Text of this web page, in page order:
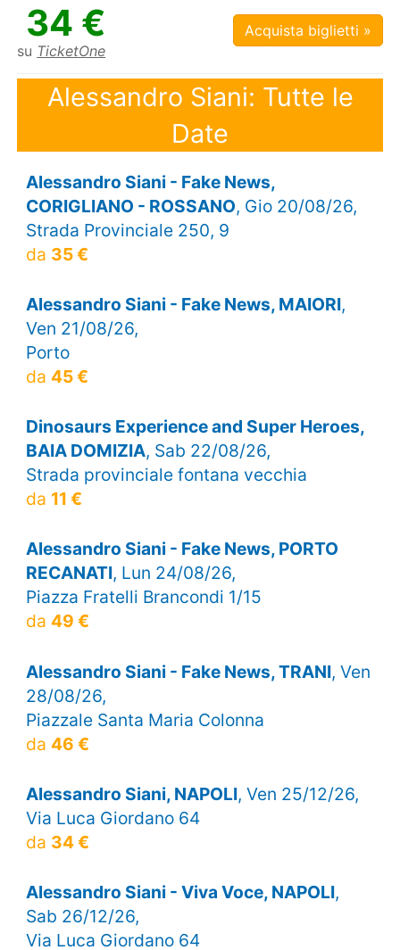
34 €
su TicketOne
Acquista biglietti »
Alessandro Siani: Tutte le
Date
Alessandro Siani - Fake News,
CORIGLIANO - ROSSANO, Gio 20/08/26,
Strada Provinciale 250, 9
da 35 €
Alessandro Siani - Fake News, MAIORI,
Ven 21/08/26,
Porto
da 45 €
Dinosaurs Experience and Super Heroes,
BAIA DOMIZIA, Sab 22/08/26,
Strada provinciale fontana vecchia
da 11 €
Alessandro Siani - Fake News, PORTO
RECANATI, Lun 24/08/26,
Piazza Fratelli Brancondi 1/15
da 49 €
Alessandro Siani - Fake News, TRANI, Ven
28/08/26,
Piazzale Santa Maria Colonna
da 46 €
Alessandro Siani, NAPOLI, Ven 25/12/26,
Via Luca Giordano 64
da 34 €
Alessandro Siani - Viva Voce, NAPOLI,
Sab 26/12/26,
Via Luca Giordano 64